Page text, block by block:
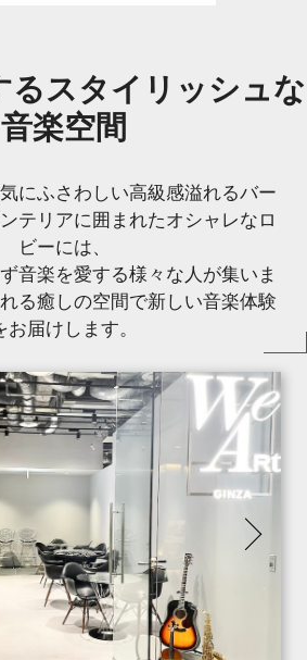
るスタイリッシュな
音楽空間
にふさわしい高級感溢れるバー
テリアに囲まれたオシャレなロ
ビーには、
音楽を愛する様々な人が集いま
る癒しの空間で新しい音楽体験
お届けします。